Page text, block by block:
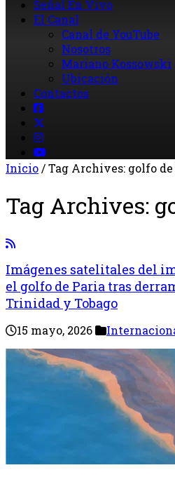
Señal En Vivo
El Canal
Canal de YouTube
Nosotros
Mariano Kossowski
Ubicación
Contactos
Inicio/Tag Archives: golfo de
Tag Archives:
Imágenes satelitales del
el golfo de Paria tras
Trinidad y Tobago
15 mayo, 2026